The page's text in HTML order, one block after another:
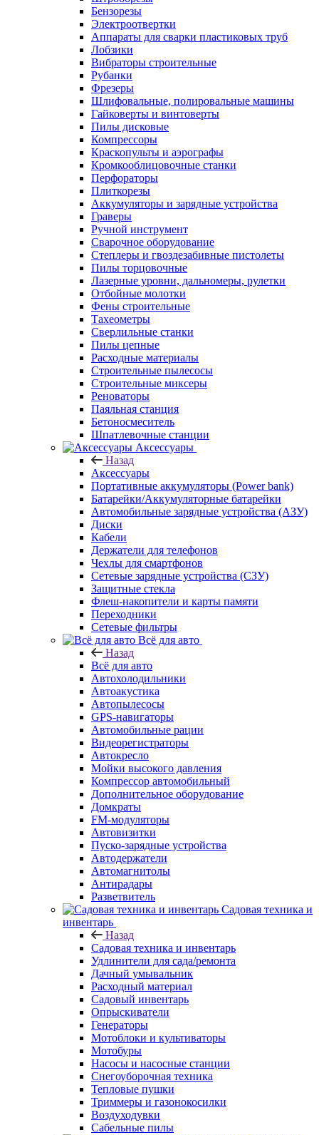
Бензорезы
Электроотвертки
Аппараты для сварки пластиковых труб
Лобзики
Вибраторы строительные
Рубанки
Фрезеры
Шлифовальные, полировальные машины
Гайковерты и винтоверты
Пилы дисковые
Компрессоры
Краскопульты и аэрографы
Кромкооблицовочные станки
Перфораторы
Плиткорезы
Аккумуляторы и зарядные устройства
Граверы
Ручной инструмент
Сварочное оборудование
Степлеры и гвоздезабивные пистолеты
Пилы торцовочные
Лазерные уровни, дальномеры, рулетки
Отбойные молотки
Фены строительные
Тахеометры
Сверлильные станки
Пилы цепные
Расходные материалы
Строительные пылесосы
Строительные миксеры
Реноваторы
Паяльная станция
Бетоносмеситель
Шпатлевочные станции
Аксессуары
Назад
Аксессуары
Портативные аккумуляторы (Power bank)
Батарейки/Аккумуляторные батарейки
Автомобильные зарядные устройства (АЗУ)
Диски
Кабели
Держатели для телефонов
Чехлы для смартфонов
Сетевые зарядные устройства (СЗУ)
Защитные стекла
Флеш-накопители и карты памяти
Переходники
Сетевые фильтры
Всё для авто
Назад
Всё для авто
Автохолодильники
Автоакустика
Автопылесосы
GPS-навигаторы
Автомобильные рации
Видеорегистраторы
Автокресло
Мойки высокого давления
Компрессор автомобильный
Дополнительное оборудование
Домкраты
FM-модуляторы
Автовизитки
Пуско-зарядные устройства
Автодержатели
Автомагнитолы
Антирадары
Разветвитель
Садовая техника и
инвентарь
Назад
Садовая техника и инвентарь
Удлинители для сада/ремонта
Дачный умывальник
Расходный материал
Садовый инвентарь
Опрыскиватели
Генераторы
Мотоблоки и культиваторы
Мотобуры
Насосы и насосные станции
Снегоуборочная техника
Тепловые пушки
Триммеры и газонокосилки
Воздуходувки
Сабельные пилы